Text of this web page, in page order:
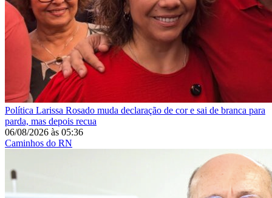
Política Larissa Rosado muda declaração de cor e sai de branca para
parda, mas depois recua
06/08/2026 às 05:36
Caminhos do RN